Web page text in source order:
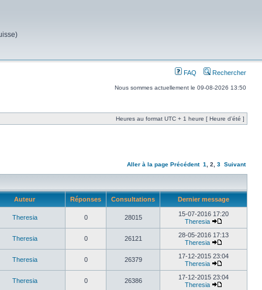
FAQ Rechercher
Nous sommes actuellement le 09-08-2026 13:50
Heures au format UTC + 1 heure [ Heure d’été ]
Aller à la page Précédent 1 2 3 Suivant
Auteur Réponses Consultations Dernier message
Theresia 0 28015
15-07-2016 17:20
Theresia
Theresia 0 26121
28-05-2016 17:13
Theresia
Theresia 0 26379
17-12-2015 23:04
Theresia
Theresia 0 26386
17-12-2015 23:04
Theresia